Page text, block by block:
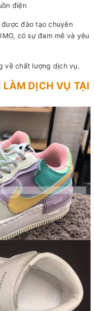
điện
đào tạo chuyên
có sự đam mê và yêu
về chất lượng dịch vụ.
LÀM DỊCH VỤ TẠI